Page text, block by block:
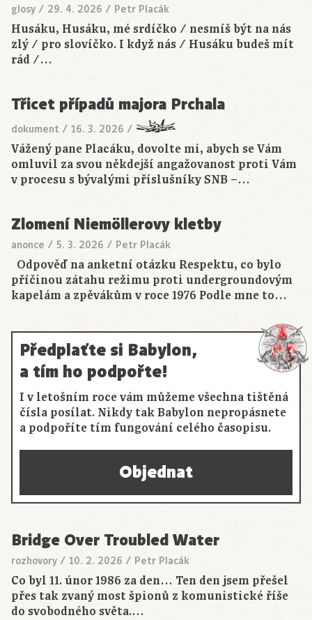
glosy / 29. 4. 2026 / Petr Placák
Husáku, Husáku, mé srdíčko / nesmíš být na nás
zlý / pro slovíčko. I když nás / Husáku budeš mít
rád /…
Třicet případů majora Prchala
dokument / 16. 3. 2026 /
Vážený pane Placáku, dovolte mi, abych se Vám
omluvil za svou někdejší angažovanost proti Vám
v procesu s bývalými příslušníky SNB –…
Zlomení Niemöllerovy kletby
anonce / 5. 3. 2026 / Petr Placák
Odpověď na anketní otázku Respektu, co bylo
příčinou zátahu režimu proti undergroundovým
kapelám a zpěvákům v roce 1976 Podle mne to…
Předplaťte si Babylon,
a tím ho podpořte!
I v letošním roce vám můžeme všechna tištěná
čísla posílat. Nikdy tak Babylon nepropásnete
a podpoříte tím fungování celého časopisu.
Objednat
Bridge Over Troubled Water
rozhovory / 10. 2. 2026 / Petr Placák
Co byl 11. únor 1986 za den… Ten den jsem přešel
přes tak zvaný most špionů z komunistické říše
do svobodného světa.…